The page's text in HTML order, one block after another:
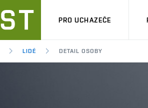
PRO UCHAZEČE
LIDÉ DETAIL OSOBY